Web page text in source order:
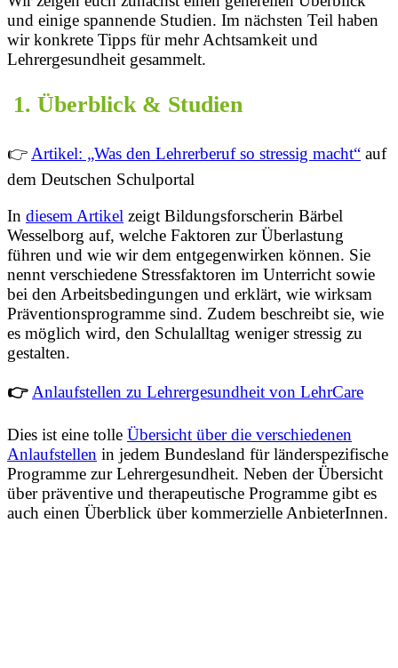
und einige spannende Studien. Im nächsten Teil haben
wir konkrete Tipps für mehr Achtsamkeit und
Lehrergesundheit gesammelt.
1. Überblick & Studien
👉 Artikel: „Was den Lehrerberuf so stressig macht“ auf
dem Deutschen Schulportal
In diesem Artikel zeigt Bildungsforscherin Bärbel
Wesselborg auf, welche Faktoren zur Überlastung
führen und wie wir dem entgegenwirken können. Sie
nennt verschiedene Stressfaktoren im Unterricht sowie
bei den Arbeitsbedingungen und erklärt, wie wirksam
Präventionsprogramme sind. Zudem beschreibt sie, wie
es möglich wird, den Schulalltag weniger stressig zu
gestalten.
👉 Anlaufstellen zu Lehrergesundheit von LehrCare
Dies ist eine tolle Übersicht über die verschiedenen
Anlaufstellen in jedem Bundesland für länderspezifische
Programme zur Lehrergesundheit. Neben der Übersicht
über präventive und therapeutische Programme gibt es
auch einen Überblick über kommerzielle AnbieterInnen.